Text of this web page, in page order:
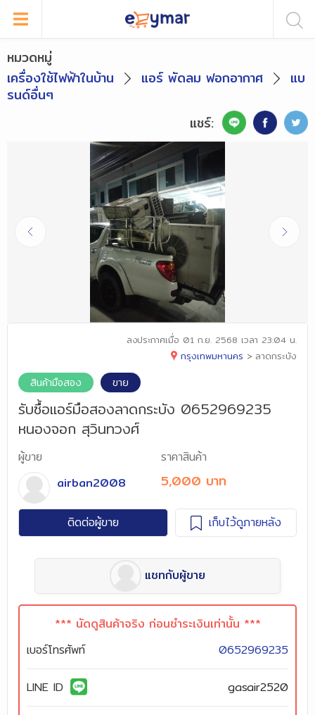
หมวดหมู่
เครื่องใช้ไฟฟ้าในบ้าน
แอร์ พัดลม ฟอกอากาศ
แบ
รนด์อื่นๆ
แชร์:
ลงประกาศเมื่อ 01 ก.ย. 2568 เวลา 23:04 น.
กรุงเทพมหานคร > ลาดกระบัง
สินค้ามือสอง ขาย
รับซื้อแอร์มือสองลาดกระบัง 0652969235
หนองจอก สุวินทวงศ์
ผู้ขาย
airban2008
ราคาสินค้า
5,000 บาท
ติดต่อผู้ขาย เก็บไว้ดูภายหลัง
แชทกับผู้ขาย
*** นัดดูสินค้าจริง ก่อนชำระเงินเท่านั้น ***
เบอร์โทรศัพท์
0652969235
LINE ID gasair2520